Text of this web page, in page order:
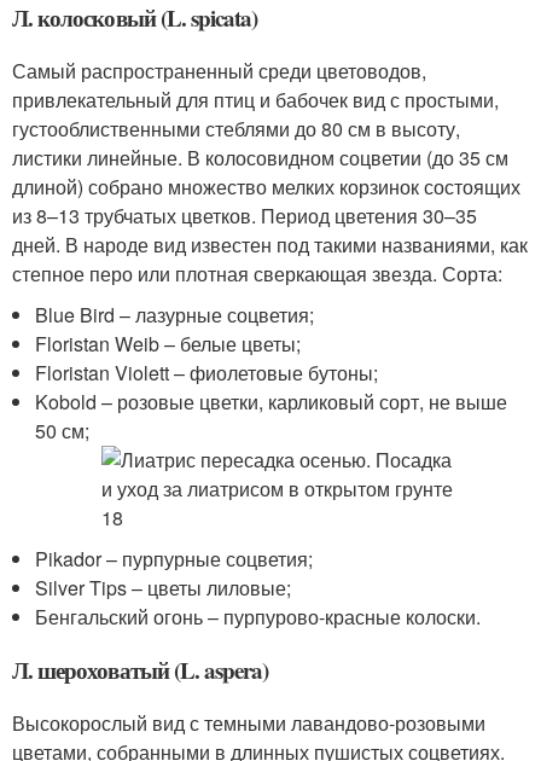
Л. колосковый (L. spicata)
Самый распространенный среди цветоводов,
привлекательный для птиц и бабочек вид с простыми,
густооблиственными стеблями до 80 см в высоту,
листики линейные. В колосовидном соцветии (до 35 см
длиной) собрано множество мелких корзинок состоящих
из 8–13 трубчатых цветков. Период цветения 30–35
дней. В народе вид известен под такими названиями, как
степное перо или плотная сверкающая звезда. Сорта:
Blue Bird – лазурные соцветия;
Floristan Weib – белые цветы;
Floristan Violett – фиолетовые бутоны;
Kobold – розовые цветки, карликовый сорт, не выше
50 см;
Pikador – пурпурные соцветия;
Silver Tips – цветы лиловые;
Бенгальский огонь – пурпурово-красные колоски.
Л. шероховатый (L. aspera)
Высокорослый вид с темными лавандово-розовыми
цветами, собранными в длинных пушистых соцветиях.